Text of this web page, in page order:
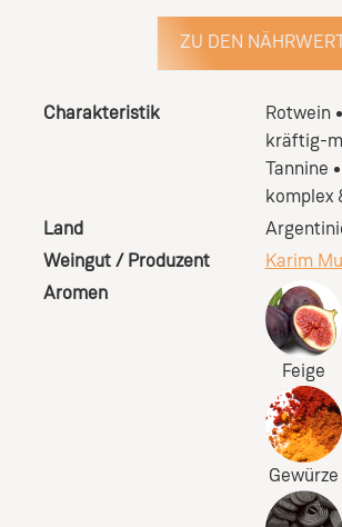
ZU DEN
Charakteristik
kräftig-
Tannine
komplex
Rotwein
Land
Weingut / Produzent
Karim
Aromen
Feige
Gewürze